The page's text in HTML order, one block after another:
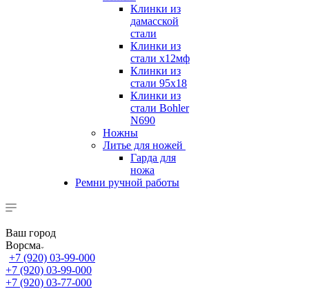
Клинки из
дамасской
стали
Клинки из
стали х12мф
Клинки из
стали 95х18
Клинки из
стали Bohler
N690
Ножны
Литье для ножей
Гарда для
ножа
Ремни ручной работы
Ваш город
Ворсма
+7 (920) 03-99-000
+7 (920) 03-99-000
+7 (920) 03-77-000